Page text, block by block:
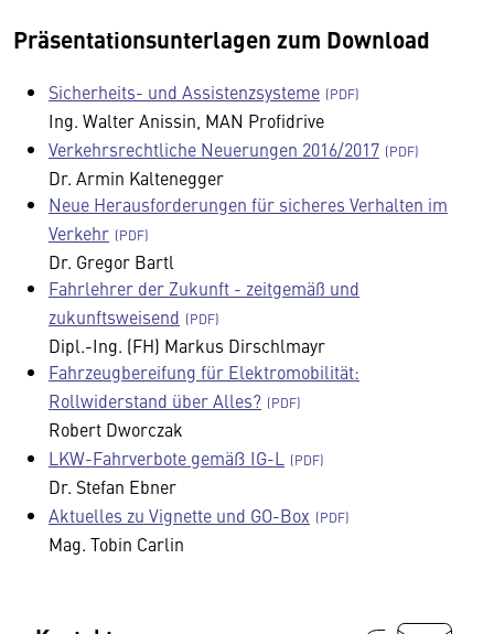
Präsentationsunterlagen zum Download
Sicherheits- und Assistenzsysteme
Ing. Walter Anissin, MAN Profidrive
Verkehrsrechtliche Neuerungen 2016/2017
Dr. Armin Kaltenegger
Neue Herausforderungen für sicheres Verhalten im
Verkehr
Dr. Gregor Bartl
Fahrlehrer der Zukunft - zeitgemäß und
zukunftsweisend
Dipl.-Ing. (FH) Markus Dirschlmayr
Fahrzeugbereifung für Elektromobilität:
Rollwiderstand über Alles?
Robert Dworczak
LKW-Fahrverbote gemäß IG-L
Dr. Stefan Ebner
Aktuelles zu Vignette und GO-Box
Mag. Tobin Carlin